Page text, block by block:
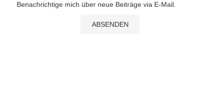
Benachrichtige mich über neue Beiträge via E-Mail.